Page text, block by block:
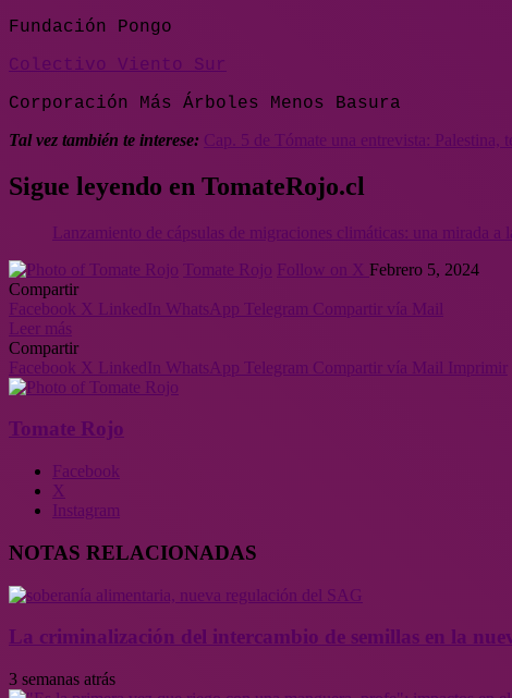
Fundación Pongo
Colectivo Viento Sur
Corporación Más Árboles Menos Basura
Tal vez también te interese: Cap. 5 de Tómate una entrevista: Palestina,
Sigue leyendo en TomateRojo.cl
Lanzamiento de cápsulas de migraciones climáticas: una mirada a
Tomate Rojo Follow on X Febrero 5, 2024
Compartir
Facebook X LinkedIn WhatsApp Telegram Compartir vía Mail
Leer más
Compartir
Facebook X LinkedIn WhatsApp Telegram Compartir vía Mail Imprimir
Tomate Rojo
Facebook
X
Instagram
NOTAS RELACIONADAS
La criminalización del intercambio de semillas en la
3 semanas atrás